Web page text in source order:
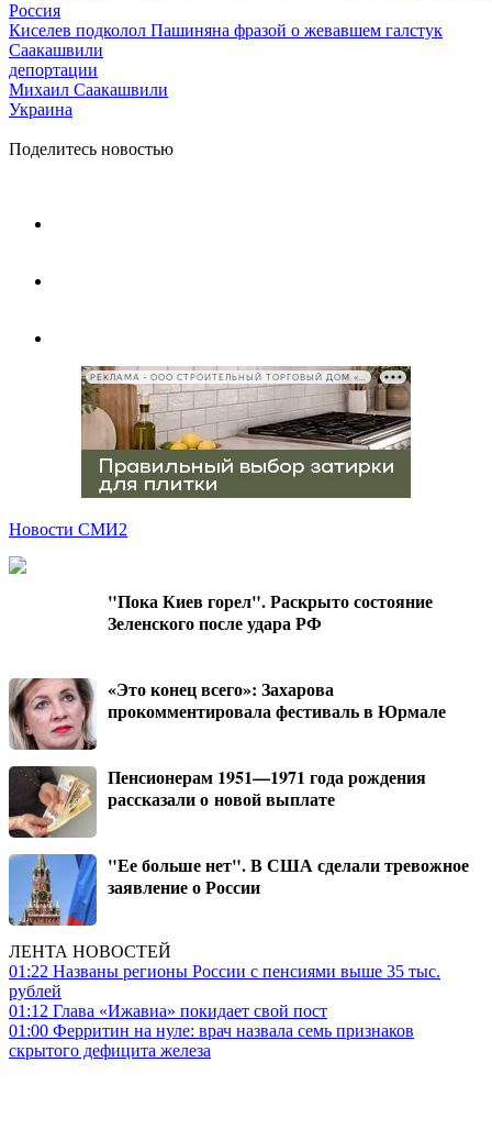
Россия
Киселев подколол Пашиняна фразой о жевавшем галстук
Саакашвили
депортации
Михаил Саакашвили
Украина
Поделитесь новостью
РЕКЛАМА • ООО СТРОИТЕЛЬНЫЙ ТОРГОВЫЙ ДОМ «ПЕТРОВИЧ», ИНН 7802348846
Новости СМИ2
"Пока Киев горел". Раскрыто состояние
Зеленского после удара РФ
«Это конец всего»: Захарова
прокомментировала фестиваль в Юрмале
Пенсионерам 1951—1971 года рождения
рассказали о новой выплате
"Ее больше нет". В США сделали тревожное
заявление о России
ЛЕНТА НОВОСТЕЙ
01:22 Названы регионы России с пенсиями выше 35 тыс.
рублей
01:12 Глава «Ижавиа» покидает свой пост
01:00 Ферритин на нуле: врач назвала семь признаков
скрытого дефицита железа